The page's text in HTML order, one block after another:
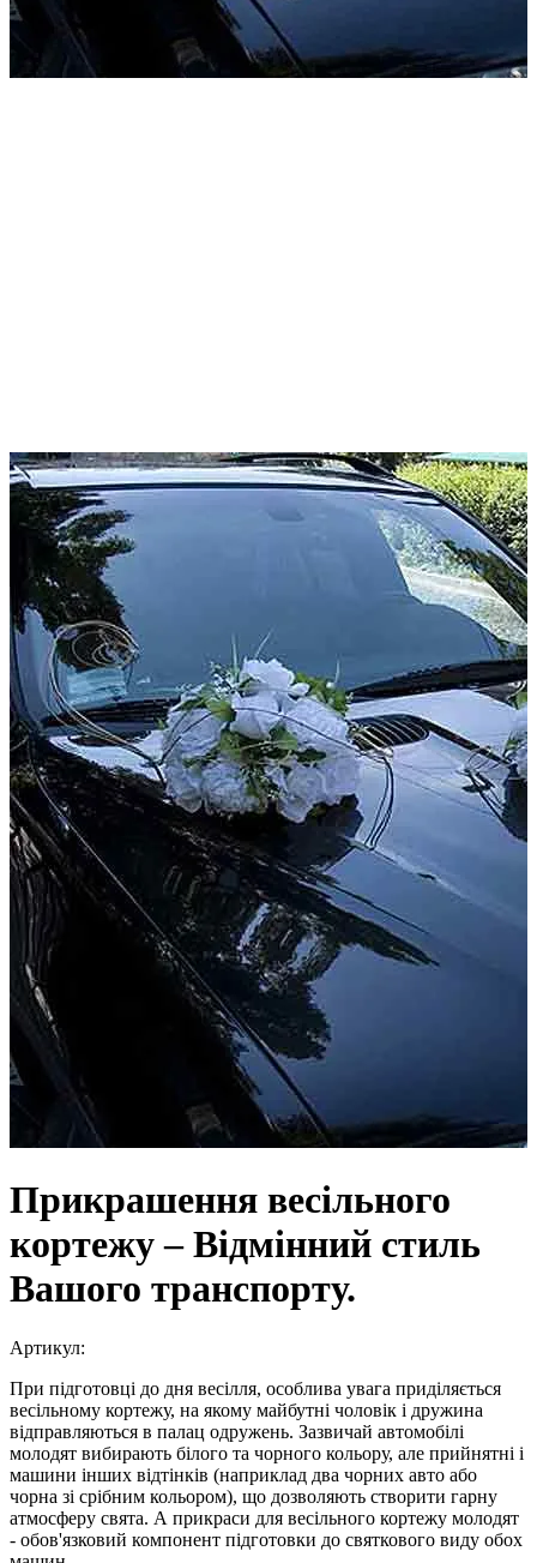
Прикрашення весільного
кортежу – Відмінний стиль
Вашого транспорту.
Артикул:
При підготовці до дня весілля, особлива увага приділяється
весільному кортежу, на якому майбутні чоловік і дружина
відправляються в палац одружень. Зазвичай автомобілі
молодят вибирають білого та чорного кольору, але прийнятні і
машини інших відтінків (наприклад два чорних авто або
чорна зі срібним кольором), що дозволяють створити гарну
атмосферу свята. А прикраси для весільного кортежу молодят
- обов'язковий компонент підготовки до святкового виду обох